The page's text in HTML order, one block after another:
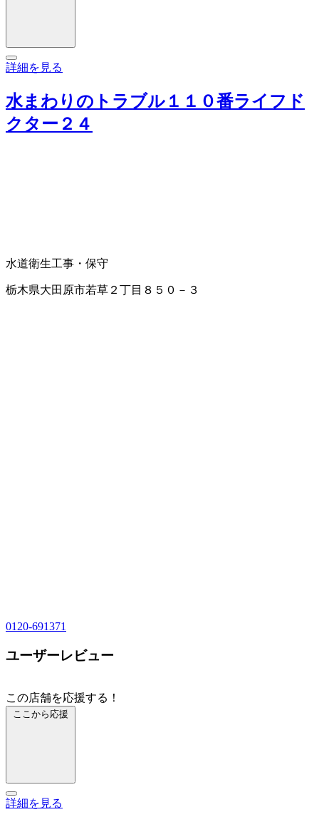
詳細を見る
水まわりのトラブル１１０番ライフド
クター２４
水道衛生工事・保守
栃木県大田原市若草２丁目８５０－３
0120-691371
ユーザーレビュー
この店舗を応援する！
ここから応援
詳細を見る